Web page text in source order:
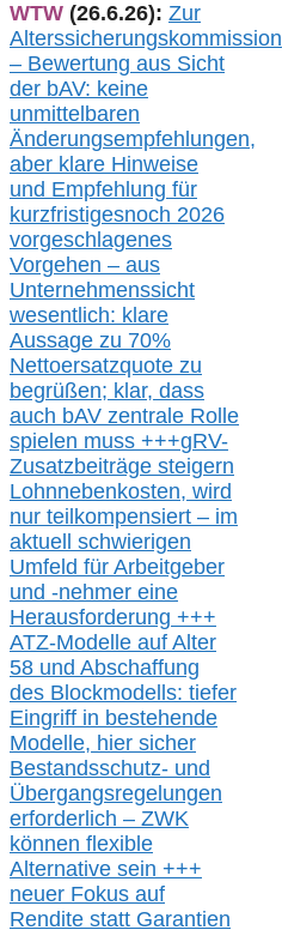
WTW (26.6.26): Zur
Alterssicherungskommission
– Bewertung aus Sicht
der bAV: keine
unmittelbaren
Änderungsempfehlungen,
aber klare Hinweise
und Empfehlung für
kurzfristigesnoch 2026
vorgeschlagenes
Vorgehen – aus
Unternehmenssicht
wesentlich: klare
Aussage zu 70%
Nettoersatzquote zu
begrüßen; klar, dass
auch bAV zentrale Rolle
spielen muss +++gRV-
Zusatzbeiträge steigern
Lohnnebenkosten, wird
nur teilkompensiert – im
aktuell schwierigen
Umfeld für Arbeitgeber
und -nehmer eine
Herausforderung +++
ATZ-Modelle auf Alter
58 und Abschaffung
des Blockmodells: tiefer
Eingriff in bestehende
Modelle, hier sicher
Bestandsschutz- und
Übergangsregelungen
erforderlich – ZWK
können flexible
Alternative sein +++
neuer Fokus auf
Rendite statt Garantien